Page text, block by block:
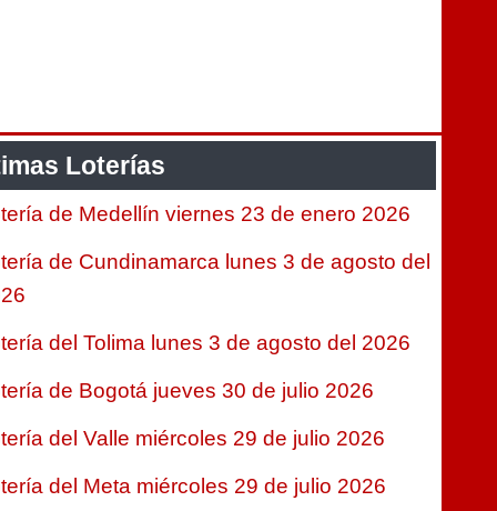
Loterías
de Medellín viernes 23 de enero 2026
de Cundinamarca lunes 3 de agosto del
del Tolima lunes 3 de agosto del 2026
de Bogotá jueves 30 de julio 2026
del Valle miércoles 29 de julio 2026
del Meta miércoles 29 de julio 2026